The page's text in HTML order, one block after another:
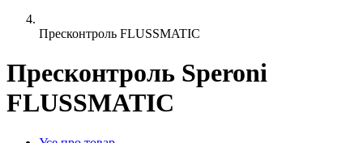
Пресконтроль FLUSSMATIC
Пресконтроль Speroni
FLUSSMATIC